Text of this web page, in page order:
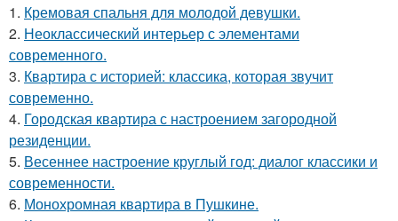
1. Кремовая спальня для молодой девушки.
2. Неоклассический интерьер с элементами
современного.
3. Квартира с историей: классика, которая звучит
современно.
4. Городская квартира с настроением загородной
резиденции.
5. Весеннее настроение круглый год: диалог классики и
современности.
6. Монохромная квартира в Пушкине.